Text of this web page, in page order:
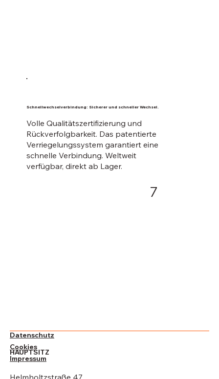
Schnellwechselverbindung: Sicherer und schneller Wechsel.
Volle Qualitätszertifizierung und
Rückverfolgbarkeit. Das patentierte
Verriegelungssystem garantiert eine
schnelle Verbindung. Weltweit
verfügbar, direkt ab Lager.
7
HAUPTSITZ
Helmholtzstraße 47
Datenschutz
Cookies
Impressum